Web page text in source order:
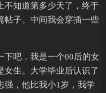
不知道第多少天了，终于
帖子。中间我会穿插一些
下吧，我是一个00后的女
女生。大学毕业后认识了
强，他比我小1岁，我学